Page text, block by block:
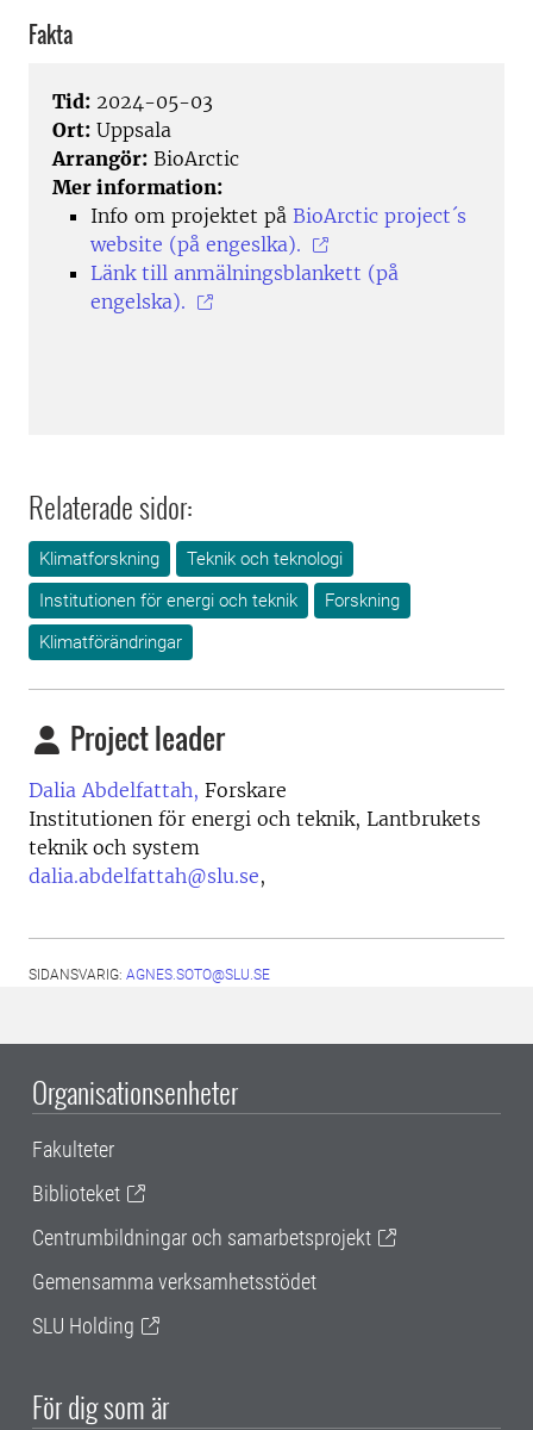
Fakta
Tid: 2024-05-03
Ort: Uppsala
Arrangör: BioArctic
Mer information:
Info om projektet på BioArctic project´s
website (på engeslka).
Länk till anmälningsblankett (på
engelska).
Relaterade sidor:
Klimatforskning
Teknik och teknologi
Institutionen för energi och teknik
Forskning
Klimatförändringar
Project leader
Dalia Abdelfattah, Forskare
Institutionen för energi och teknik, Lantbrukets
teknik och system
dalia.abdelfattah@slu.se,
SIDANSVARIG: AGNES.SOTO@SLU.SE
Organisationsenheter
Fakulteter
Biblioteket
Centrumbildningar och samarbetsprojekt
Gemensamma verksamhetsstödet
SLU Holding
För dig som är